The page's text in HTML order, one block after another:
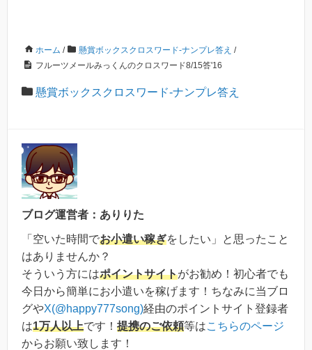
ホーム / 懸賞ボックスクロスワード-ナンプレ答え /
フルーツメールみっくんのクロスワード8/15答'16
懸賞ボックスクロスワード-ナンプレ答え
ブログ運営者：ありりた
「空いた時間でお小遣い稼ぎをしたい」と思ったこと
はありませんか？
そういう方にはポイントサイトがお勧め！初心者でも
今日から簡単にお小遣いを稼げます！ちなみに当ブロ
グやX(@happy777song)経由のポイントサイト登録者
は1万人以上です！ 提携のご依頼等はこちらのページ
からお願い致します！